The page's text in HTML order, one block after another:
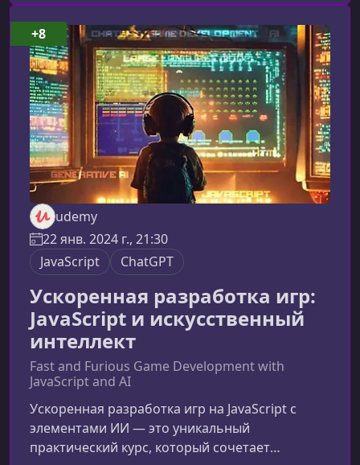
можно применять в реальных проектах.Что
делает этот курс по юнит‑тестированию
уникальнымМатериал построен логично и
последовательно: от простых те
udemy
22 янв. 2024 г., 21:30
JavaScript
ChatGPT
Ускоренная разработка игр:
JavaScript и искусственный
интеллект
Fast and Furious Game Development with
JavaScript and AI
Ускоренная разработка игр на JavaScript с
элементами ИИ — это уникальный
практический курс, который сочетает
+8